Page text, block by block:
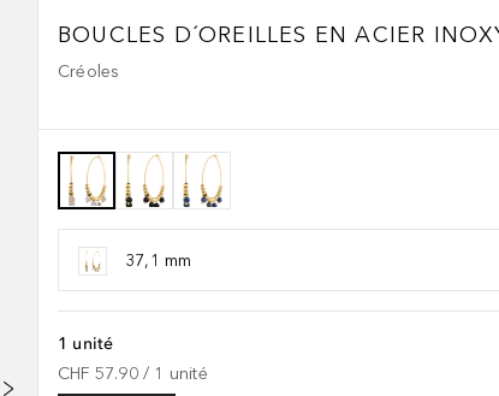
BOUCLES D´OREILLES EN ACIER
Créoles
37,1 mm
1 unité
CHF 57.90 / 1 unité